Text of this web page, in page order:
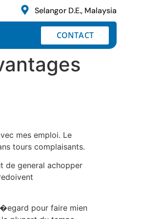
Selangor D.E., Malaysia
CONTACT
mes emploi. Le
tours complaisants.
de general achopper
pour faire mien